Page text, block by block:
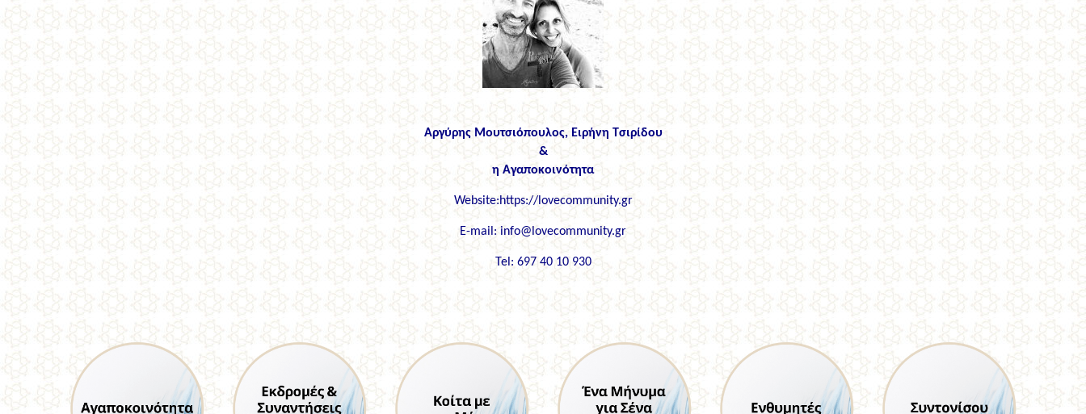
Αργύρης Μουτσιόπουλος, Ειρήνη Τσιρίδου
&
η Αγαποκοινότητα
Website:https://lovecommunity.gr
E-mail: info@lovecommunity.gr
Tel: 697 40 10 930